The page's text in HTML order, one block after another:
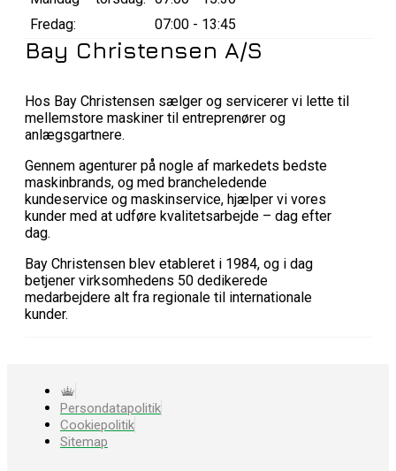
Fredag:
07:00 - 13:45
Bay Christensen A/S
Hos Bay Christensen sælger og servicerer vi lette til
mellemstore maskiner til entreprenører og
anlægsgartnere.
Gennem agenturer på nogle af markedets bedste
maskinbrands, og med brancheledende
kundeservice og maskinservice, hjælper vi vores
kunder med at udføre kvalitetsarbejde – dag efter
dag.
Bay Christensen blev etableret i 1984, og i dag
betjener virksomhedens 50 dedikerede
medarbejdere alt fra regionale til internationale
kunder.
Persondatapolitik
Cookiepolitik
Sitemap